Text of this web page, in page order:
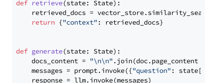
def retrieve(state: State):
retrieved_docs =
return {"context" : retrieved_docs}
def generate(state: State):
    docs_content =
"\n\n" .join(doc.page_content
    messages = prompt.invoke({
"question" : state[
    response = llm.invoke(messages)